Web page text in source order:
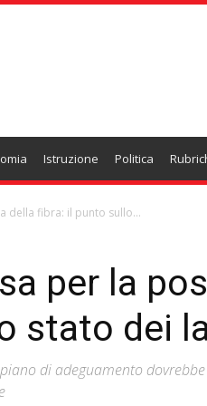
Istruzione Politica
della fibra: il punto sullo...
per la
stato dei
di adeguamento